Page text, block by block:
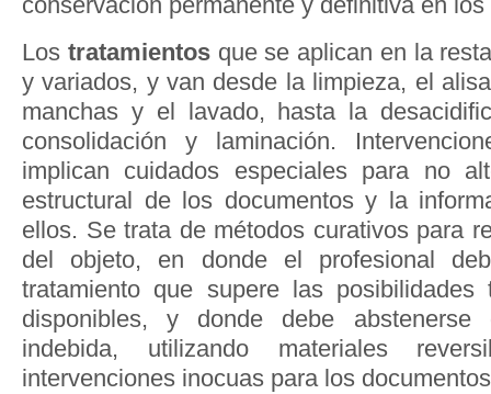
Los tratamientos que se aplican en la
y variados, y van desde la limpieza, el
manchas y el lavado, hasta la
consolidación y laminación.
implican cuidados especiales para no
estructural de los documentos y la
ellos. Se trata de métodos curativos para
del objeto, en donde el profesional
tratamiento que supere las posibilidades
disponibles, y donde debe abstenerse
indebida, utilizando materiales
intervenciones inocuas para los